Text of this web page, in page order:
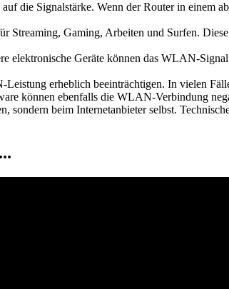
die Signalstärke. Wenn der Router in einem
Streaming, Gaming, Arbeiten und Surfen.
elektronische Geräte können das WLAN-
erheblich beeinträchtigen. In vielen
können ebenfalls die WLAN-Verbindung
beim Internetanbieter selbst.